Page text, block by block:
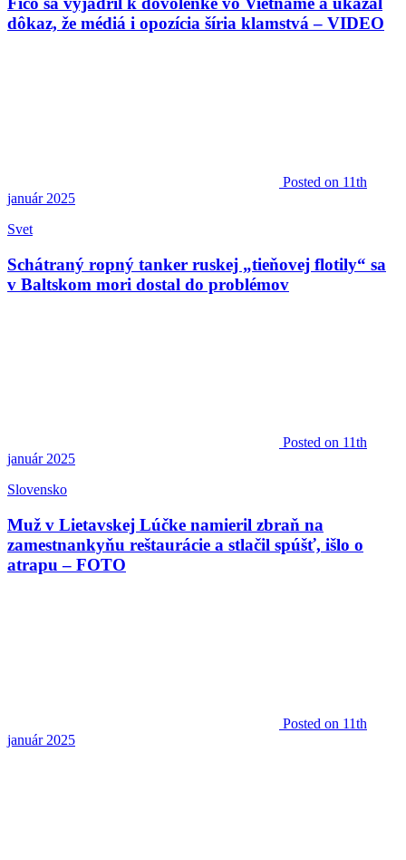
dôkaz, že médiá i opozícia šíria klamstvá – VIDEO
Posted on 11th
január 2025
Svet
Schátraný ropný tanker ruskej „tieňovej flotily“ sa
v Baltskom mori dostal do problémov
Posted on 11th
január 2025
Slovensko
Muž v Lietavskej Lúčke namieril zbraň na
zamestnankyňu reštaurácie a stlačil spúšť, išlo o
atrapu – FOTO
Posted on 11th
január 2025